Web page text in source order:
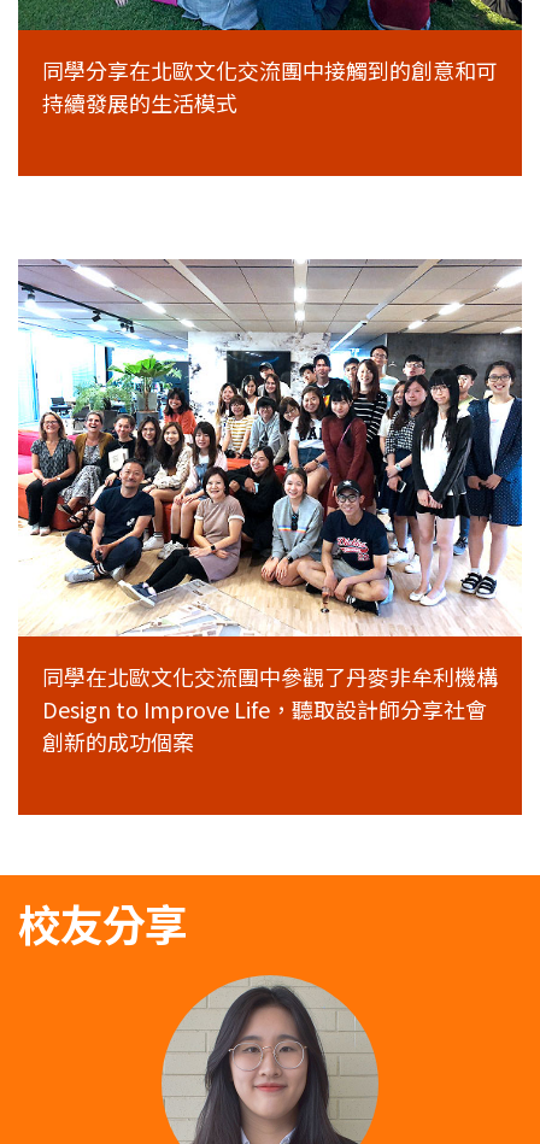
同學分享在北歐文化交流團中接觸到的創意和可
持續發展的生活模式
同學在北歐文化交流團中參觀了丹麥非牟利機構
Design to Improve Life，聽取設計師分享社會
創新的成功個案
校友分享